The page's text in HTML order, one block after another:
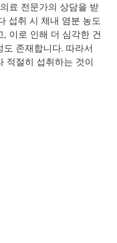
료 전문가의 상담을 받
섭취 시 체내 염분 농도
이로 인해 더 심각한 건
존재합니다. 따라서
적절히 섭취하는 것이